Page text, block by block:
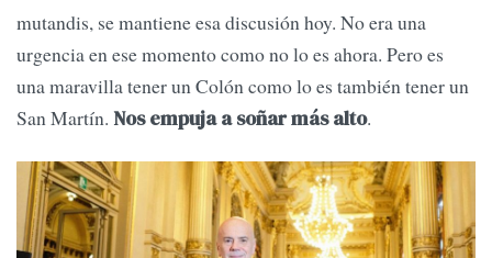
mutandis, se mantiene esa discusión hoy. No era una
urgencia en ese momento como no lo es ahora. Pero es
una maravilla tener un Colón como lo es también tener un
San Martín. Nos empuja a soñar más alto.